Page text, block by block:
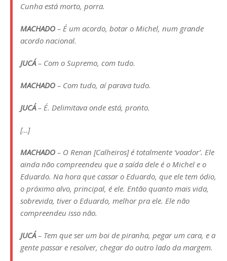
Cunha está morto, porra.
MACHADO – É um acordo, botar o Michel, num grande
acordo nacional.
JUCÁ– Com o Supremo, com tudo.
MACHADO – Com tudo, aí parava tudo.
JUCÁ– É. Delimitava onde está, pronto.
[…]
MACHADO – O Renan [Calheiros] é totalmente ‘voador’. Ele
ainda não compreendeu que a saída dele é o Michel e o
Eduardo. Na hora que cassar o Eduardo, que ele tem ódio,
o próximo alvo, principal, é ele. Então quanto mais vida,
sobrevida, tiver o Eduardo, melhor pra ele. Ele não
compreendeu isso não.
JUCÁ– Tem que ser um boi de piranha, pegar um cara, e a
gente passar e resolver, chegar do outro lado da margem.